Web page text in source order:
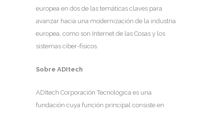
europea en dos de las temáticas claves para
avanzar hacia una modernización de la industria
europea, como son Internet de las Cosas y los
sistemas ciber-físicos.
Sobre ADItech
ADItech Corporación Tecnológica es una
fundación cuya función principal consiste en